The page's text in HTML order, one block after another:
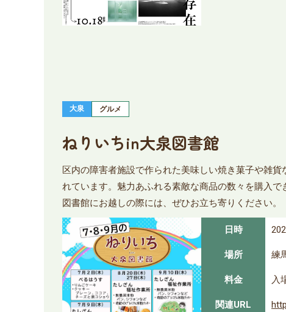
大泉 グルメ
ねりいちin大泉図書館
区内の障害者施設で作られた美味しい焼き菓子や雑
れています。魅力あふれる素敵な商品の数々を購入
図書館にお越しの際には、ぜひお立ち寄りください。
日時
場所
練
料金
入
関連URL